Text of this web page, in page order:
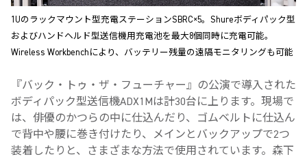
1Uのラックマウント型充電ステーションSBRC×5。Shureボディパック型
およびハンドヘルド型送信機用充電池を最大8個同時に充電可能。
Wireless Workbenchにより、バッテリー残量の遠隔モニタリングも可能
『バック・トゥ・ザ・フューチャー』の公演で導入された
ボディパック型送信機ADX1Mは計30台に上ります。現場で
は、俳優のかつらの中に仕込んだり、ゴムベルトに仕込ん
で背中や腰に巻き付けたり、メインとバックアップで2つ
装着したりと、さまざまな方法で使用されています。森下